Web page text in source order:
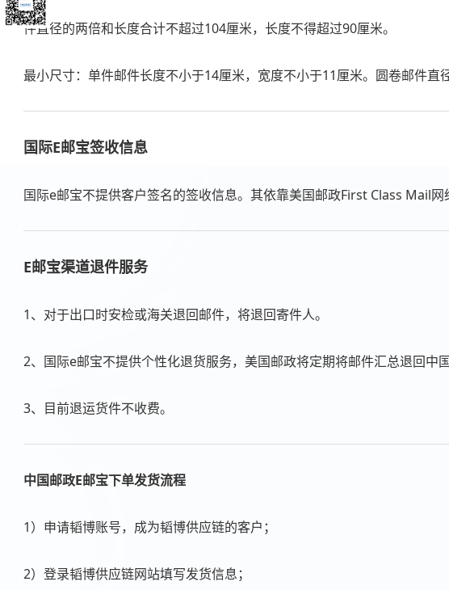
件直径的两倍和长度合计不超过104厘米，长度不得超过90厘米。
最小尺寸：单件邮件长度不小于14厘米，宽度不小于11厘米。圆卷邮件直
国际E邮宝签收信息
国际e邮宝不提供客户签名的签收信息。其依靠美国邮政First Class Mail
E邮宝渠道退件服务
1、对于出口时安检或海关退回邮件，将退回寄件人。
2、国际e邮宝不提供个性化退货服务，美国邮政将定期将邮件汇总退回中
3、目前退运货件不收费。
中国邮政E邮宝下单发货流程
1）申请韬博账号，成为韬博供应链的客户；
2）登录韬博供应链网站填写发货信息；